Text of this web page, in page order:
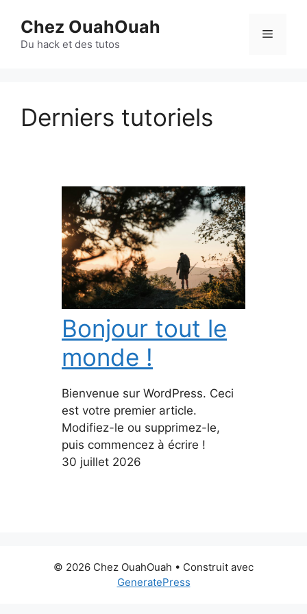
contenu
Chez OuahOuah
Du hack et des tutos
Menu
Derniers tutoriels
Bonjour tout le
monde !
Bienvenue sur WordPress. Ceci
est votre premier article.
Modifiez-le ou supprimez-le,
puis commencez à écrire !
30 juillet 2026
© 2026 Chez OuahOuah • Construit avec
GeneratePress